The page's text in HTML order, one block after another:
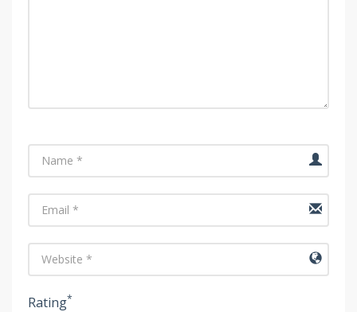
Name
Email
URL
Rating*